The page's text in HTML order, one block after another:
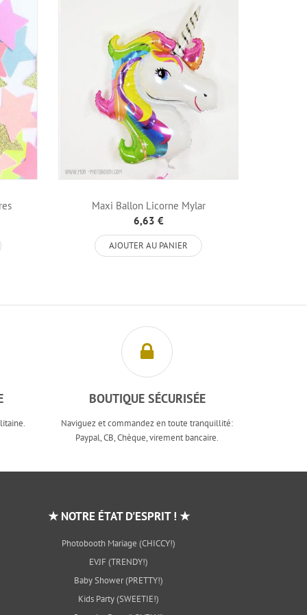
Maxi Ballon Licorne Mylar
6,63 €
AJOUTER AU PANIER
BOUTIQUE SÉCURISÉE
Naviguez et commandez en toute tranquillité:
Paypal, CB, Chèque, virement bancaire.
★ NOTRE ÉTAT D'ESPRIT ! ★
Photobooth Mariage (CHICCY!)
EVJF (TRENDY!)
Baby Shower (PRETTY!)
Kids Party (SWEETIE!)